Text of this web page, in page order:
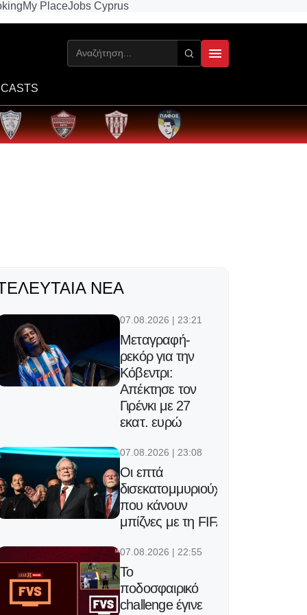
My PlaceJobs Cyprus
ΝΈΑ
07.08.2026 | 23:21
Μεταγραφή-
ρεκόρ για την
Κόβεντρι:
Απέκτησε τον
Γιρένκι με 27
εκατ. ευρώ
07.08.2026 | 23:08
Οι επτά
δισεκατομμυριούχοι
που κάνουν
μπίζνες με τη FIFA
07.08.2026 | 22:55
Το
ποδοσφαιρικό
challenge έγινε